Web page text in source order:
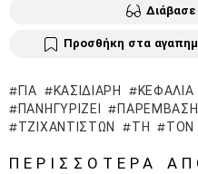
Προσθήκη στα
ΓΙΑ ΚΑΣΙΔΙΆΡΗ ΚΕΦΆΛΙΑ
ΠΑΝΗΓΥΡΊΖΕΙ
ΠΑΡΈΜΒΑΣΗ
ΤΖΙΧΑΝΤΙΣΤΏΝ
ΤΗ ΤΟΝ
ΠΕΡΙΣΣΌΤΕΡΑ